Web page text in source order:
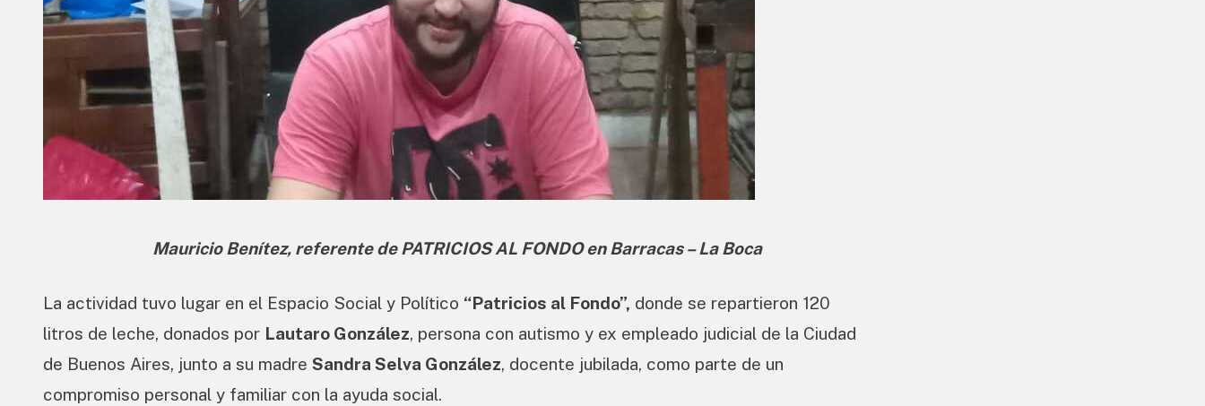
Mauricio Benítez, referente de PATRICIOS AL FONDO en Barracas – La Boca
La actividad tuvo lugar en el Espacio Social y Político “Patricios al Fondo”, donde se repartieron 120
litros de leche, donados por Lautaro González, persona con autismo y ex empleado judicial de la Ciudad
de Buenos Aires, junto a su madre Sandra Selva González, docente jubilada, como parte de un
compromiso personal y familiar con la ayuda social.